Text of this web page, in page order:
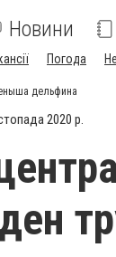
Новини
Погода
дельфина
2020 р.